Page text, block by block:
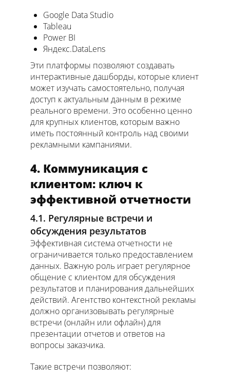
Google Data Studio
Tableau
Power BI
Яндекс.DataLens
Эти платформы позволяют создавать
интерактивные дашборды, которые клиент
может изучать самостоятельно, получая
доступ к актуальным данным в режиме
реального времени. Это особенно ценно
для крупных клиентов, которым важно
иметь постоянный контроль над своими
рекламными кампаниями.
4. Коммуникация с
клиентом: ключ к
эффективной отчетности
4.1. Регулярные встречи и
обсуждения результатов
Эффективная система отчетности не
ограничивается только предоставлением
данных. Важную роль играет регулярное
общение с клиентом для обсуждения
результатов и планирования дальнейших
действий. Агентство контекстной рекламы
должно организовывать регулярные
встречи (онлайн или офлайн) для
презентации отчетов и ответов на
вопросы заказчика.
Такие встречи позволяют: